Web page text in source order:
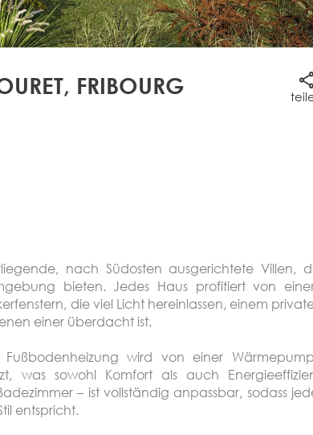
FRIBOURG
nach Südosten ausgerichtete Villen,
bieten. Jedes Haus profitiert von
die viel Licht hereinlassen, einem
einer überdacht ist.
wird von einer
was sowohl Komfort als auch
– ist vollständig anpassbar, sodass
entspricht.